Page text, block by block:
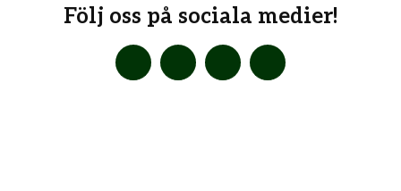
Följ oss på sociala medier!